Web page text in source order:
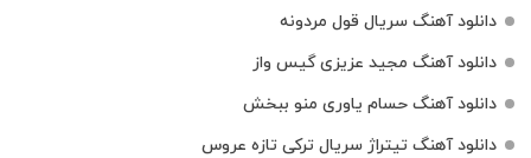
دانلود آهنگ سریال قول مردونه
دانلود آهنگ مجید عزیزی گیس واز
دانلود آهنگ حسام یاوری منو ببخش
دانلود آهنگ تیتراژ سریال ترکی تازه عروس